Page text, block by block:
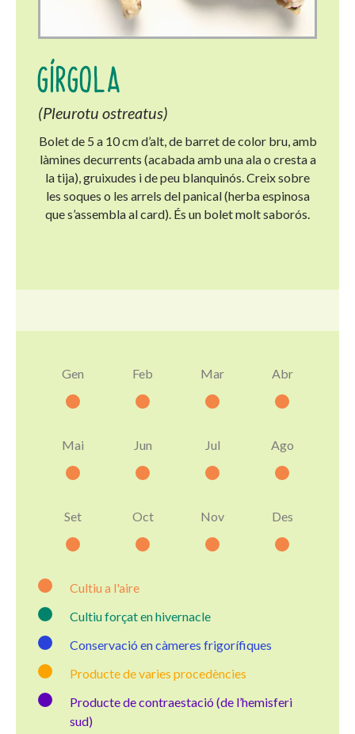
GÍRGOLA
(Pleurotu ostreatus)
Bolet de 5 a 10 cm d’alt, de barret de color bru, amb
làmines decurrents (acabada amb una ala o cresta a
la tija), gruixudes i de peu blanquinós. Creix sobre
les soques o les arrels del panical (herba espinosa
que s’assembla al card). És un bolet molt saborós.
Gen Feb Mar Abr
Mai Jun Jul Ago
Set Oct Nov Des
Cultiu a l'aire
Cultiu forçat en hivernacle
Conservació en càmeres frigorífiques
Producte de varies procedències
Producte de contraestació (de l’hemisferi
sud)